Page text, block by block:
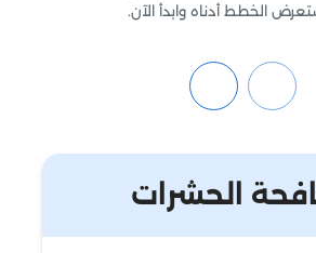
الخطط أدناه وابدأ الآن.
الحشرات